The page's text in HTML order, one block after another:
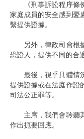
《刑事訴訟程序條例
家庭成員的安全感到憂
繫提供證據。
另外，律政司會根據
恐證人，提供不同的合
最後，視乎具體情況
提供證據或在法庭作證
司法公正罪等。
主席，我們會聆聽其
作出扼要回應。